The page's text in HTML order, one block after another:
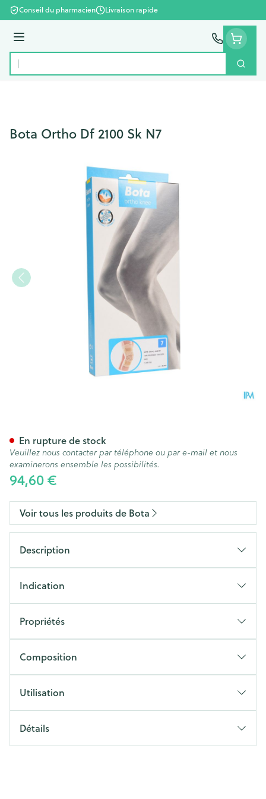
Aller au contenu
Conseil du pharmacien Livraison rapide
Menu
Rechercher
Bota Ortho Df 2100 Sk N7
94,60 €
En rupture de stock
Veuillez nous contacter par téléphone ou par e-mail et nous
examinerons ensemble les possibilités.
Voir tous les produits de Bota
Description
Indication
Propriétés
Composition
Utilisation
Détails